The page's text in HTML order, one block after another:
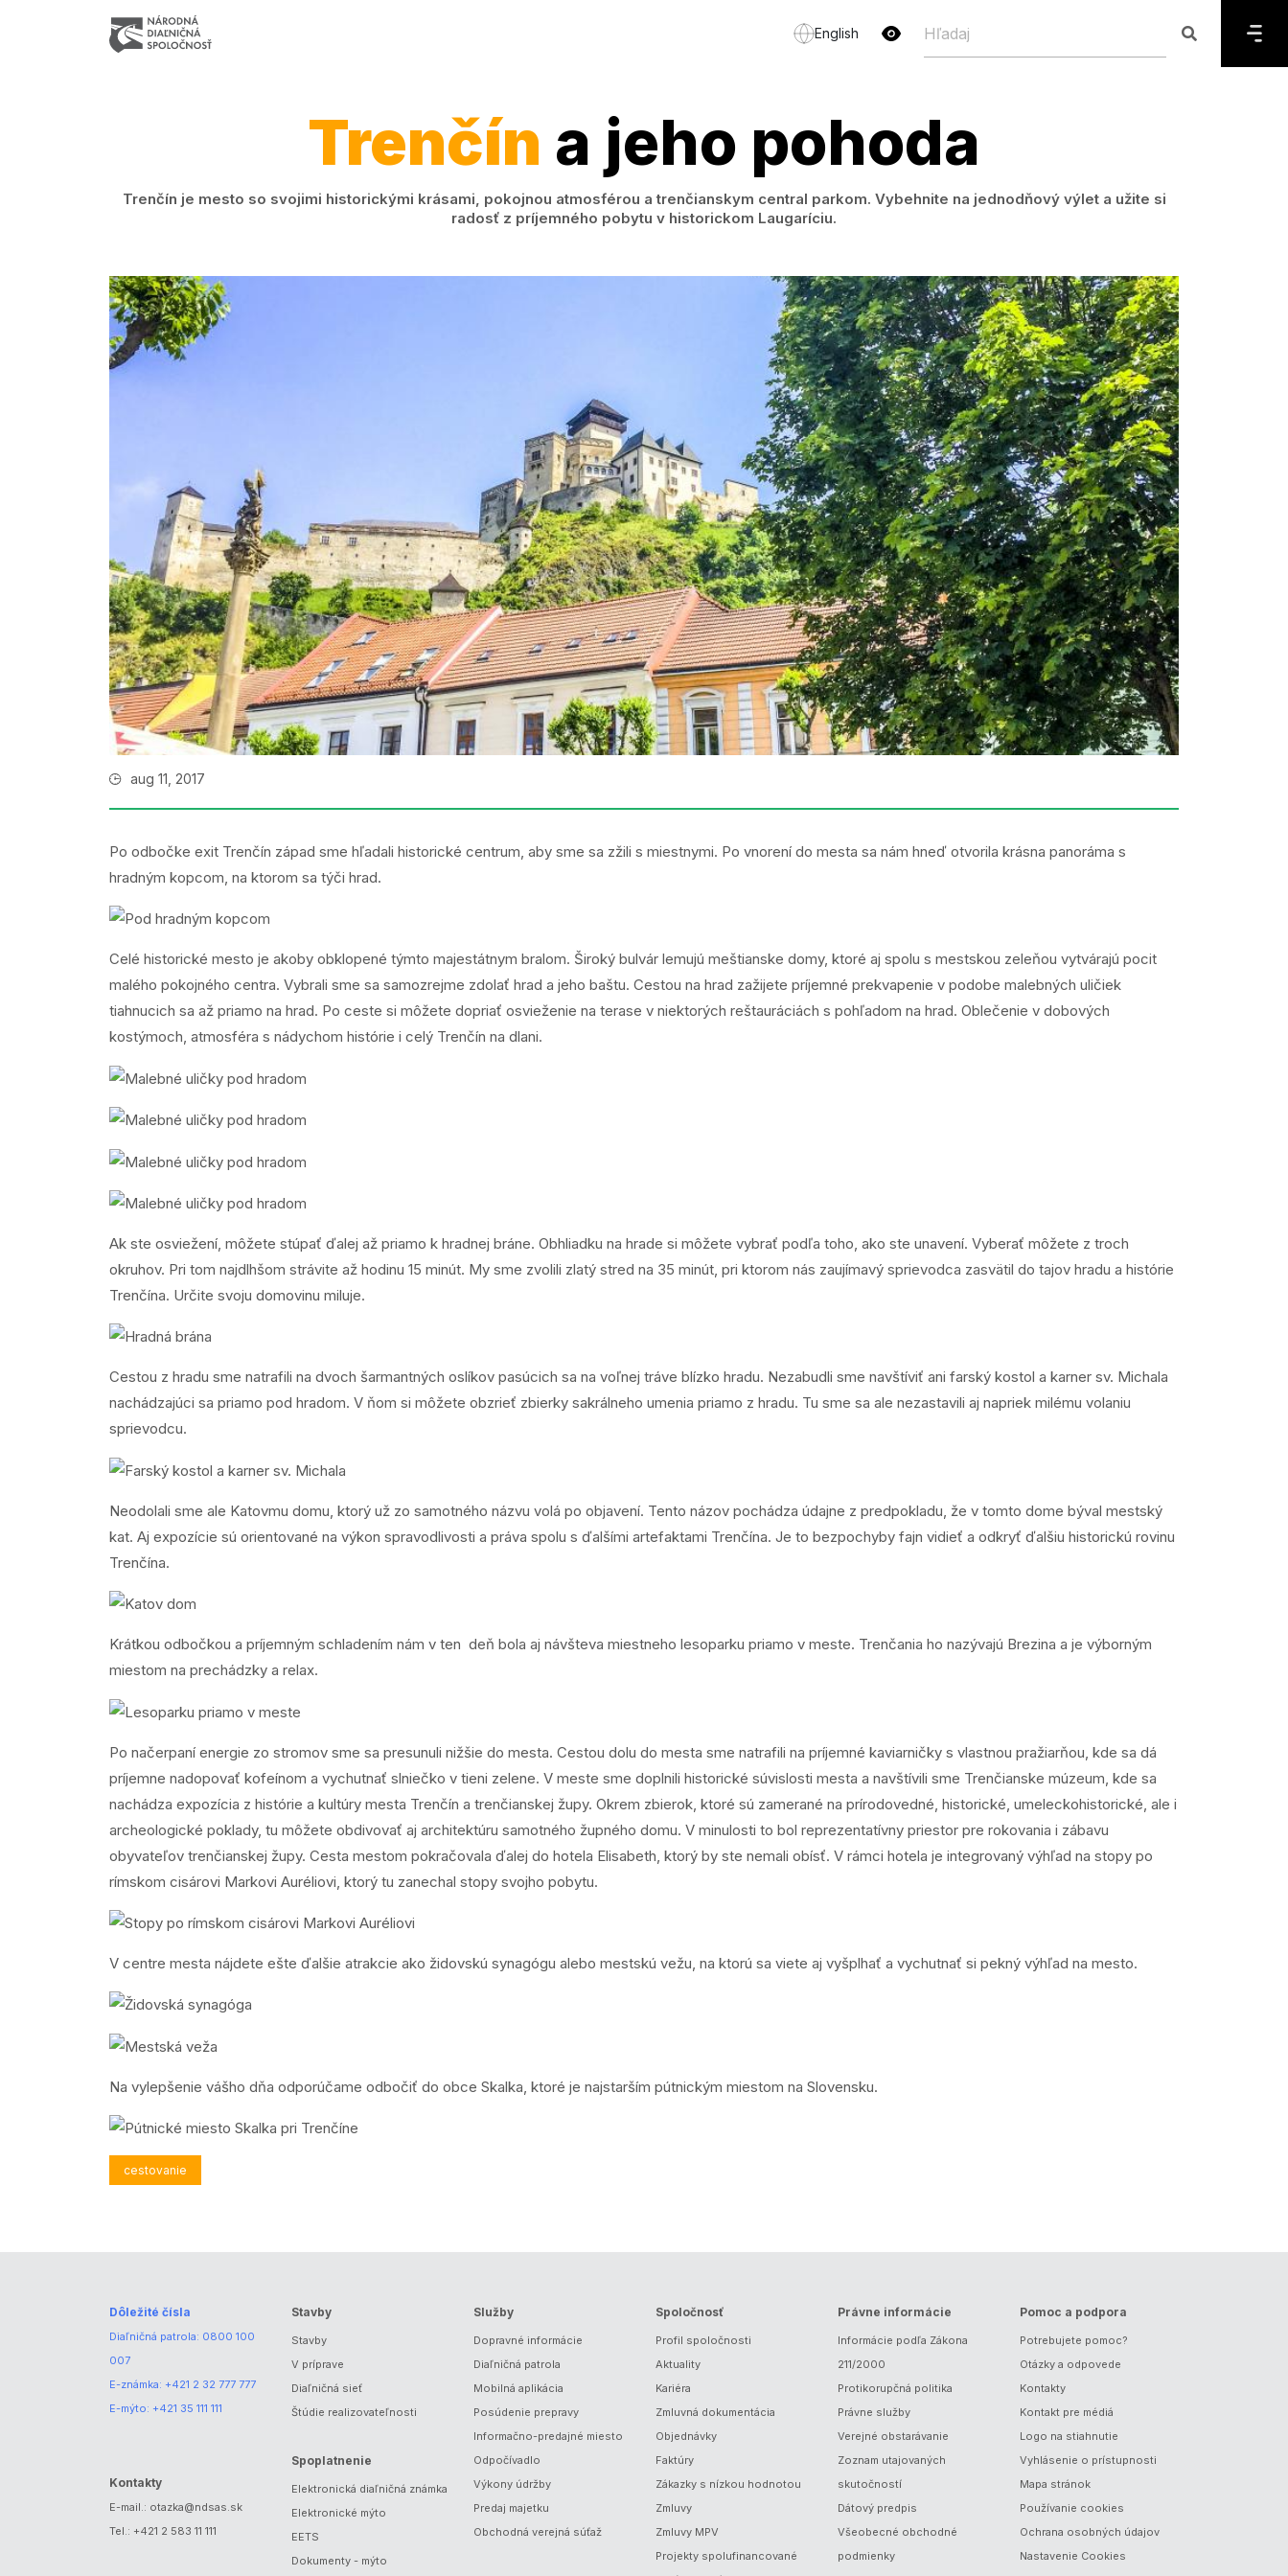
English
Trenčín a jeho pohoda
Trenčín je mesto so svojimi historickými krásami, pokojnou atmosférou a trenčianskym central parkom. Vybehnite na jednodňový výlet a užite si
radosť z príjemného pobytu v historickom Laugaríciu.
aug 11, 2017
Po odbočke exit Trenčín západ sme hľadali historické centrum, aby sme sa zžili s miestnymi. Po vnorení do mesta sa nám hneď otvorila krásna panoráma s
hradným kopcom, na ktorom sa týči hrad.
Celé historické mesto je akoby obklopené týmto majestátnym bralom. Široký bulvár lemujú meštianske domy, ktoré aj spolu s mestskou zeleňou vytvárajú pocit
malého pokojného centra. Vybrali sme sa samozrejme zdolať hrad a jeho baštu. Cestou na hrad zažijete príjemné prekvapenie v podobe malebných uličiek
tiahnucich sa až priamo na hrad. Po ceste si môžete dopriať osvieženie na terase v niektorých reštauráciách s pohľadom na hrad. Oblečenie v dobových
kostýmoch, atmosféra s nádychom histórie i celý Trenčín na dlani.
Ak ste osviežení, môžete stúpať ďalej až priamo k hradnej bráne. Obhliadku na hrade si môžete vybrať podľa toho, ako ste unavení. Vyberať môžete z troch
okruhov. Pri tom najdlhšom strávite až hodinu 15 minút. My sme zvolili zlatý stred na 35 minút, pri ktorom nás zaujímavý sprievodca zasvätil do tajov hradu a histórie
Trenčína. Určite svoju domovinu miluje.
Cestou z hradu sme natrafili na dvoch šarmantných oslíkov pasúcich sa na voľnej tráve blízko hradu. Nezabudli sme navštíviť ani farský kostol a karner sv. Michala
nachádzajúci sa priamo pod hradom. V ňom si môžete obzrieť zbierky sakrálneho umenia priamo z hradu. Tu sme sa ale nezastavili aj napriek milému volaniu
sprievodcu.
Neodolali sme ale Katovmu domu, ktorý už zo samotného názvu volá po objavení. Tento názov pochádza údajne z predpokladu, že v tomto dome býval mestský
kat. Aj expozície sú orientované na výkon spravodlivosti a práva spolu s ďalšími artefaktami Trenčína. Je to bezpochyby fajn vidieť a odkryť ďalšiu historickú rovinu
Trenčína.
Krátkou odbočkou a príjemným schladením nám v ten deň bola aj návšteva miestneho lesoparku priamo v meste. Trenčania ho nazývajú Brezina a je výborným
miestom na prechádzky a relax.
Po načerpaní energie zo stromov sme sa presunuli nižšie do mesta. Cestou dolu do mesta sme natrafili na príjemné kaviarničky s vlastnou pražiarňou, kde sa dá
príjemne nadopovať kofeínom a vychutnať slniečko v tieni zelene. V meste sme doplnili historické súvislosti mesta a navštívili sme Trenčianske múzeum, kde sa
nachádza expozícia z histórie a kultúry mesta Trenčín a trenčianskej župy. Okrem zbierok, ktoré sú zamerané na prírodovedné, historické, umeleckohistorické, ale i
archeologické poklady, tu môžete obdivovať aj architektúru samotného župného domu. V minulosti to bol reprezentatívny priestor pre rokovania i zábavu
obyvateľov trenčianskej župy. Cesta mestom pokračovala ďalej do hotela Elisabeth, ktorý by ste nemali obísť. V rámci hotela je integrovaný výhľad na stopy po
rímskom cisárovi Markovi Auréliovi, ktorý tu zanechal stopy svojho pobytu.
V centre mesta nájdete ešte ďalšie atrakcie ako židovskú synagógu alebo mestskú vežu, na ktorú sa viete aj vyšplhať a vychutnať si pekný výhľad na mesto.
Na vylepšenie vášho dňa odporúčame odbočiť do obce Skalka, ktoré je najstarším pútnickým miestom na Slovensku.
cestovanie
Dôležité čísla
Diaľničná patrola: 0800 100
007
E-známka: +421 2 32 777 777
E-mýto: +421 35 111 111
Kontakty
E-mail.: otazka@ndsas.sk
Tel.: +421 2 583 11 111
Stavby
Stavby
V príprave
Diaľničná sieť
Štúdie realizovateľnosti
Spoplatnenie
Elektronická diaľničná známka
Elektronické mýto
EETS
Dokumenty - mýto
Služby
Dopravné informácie
Diaľničná patrola
Mobilná aplikácia
Posúdenie prepravy
Informačno-predajné miesto
Odpočívadlo
Výkony údržby
Predaj majetku
Obchodná verejná súťaž
Spoločnosť
Profil spoločnosti
Aktuality
Kariéra
Zmluvná dokumentácia
Objednávky
Faktúry
Zákazky s nízkou hodnotou
Zmluvy
Zmluvy MPV
Projekty spolufinancované
Právne informácie
Informácie podľa Zákona
211/2000
Protikorupčná politika
Právne služby
Verejné obstarávanie
Zoznam utajovaných
skutočností
Dátový predpis
Všeobecné obchodné
podmienky
Pomoc a podpora
Potrebujete pomoc?
Otázky a odpovede
Kontakty
Kontakt pre médiá
Logo na stiahnutie
Vyhlásenie o prístupnosti
Mapa stránok
Používanie cookies
Ochrana osobných údajov
Nastavenie Cookies